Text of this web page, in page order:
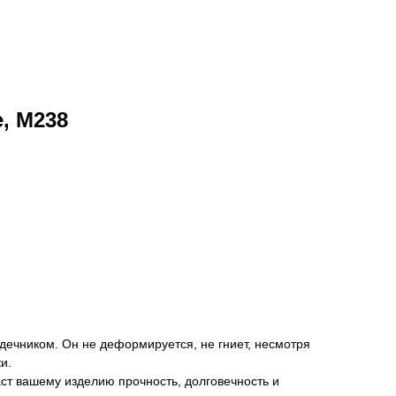
М238
Он не деформируется, не гниет, несмотря
вашему изделию прочность, долговечность и